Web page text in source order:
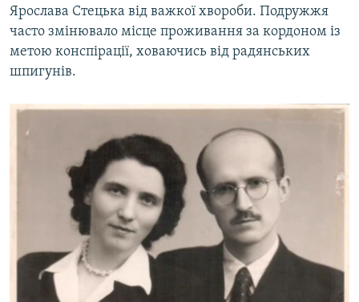
Ярослава Стецька від важкої хвороби. Подружжя
часто змінювало місце проживання за кордоном із
метою конспірації, ховаючись від радянських
шпигунів.